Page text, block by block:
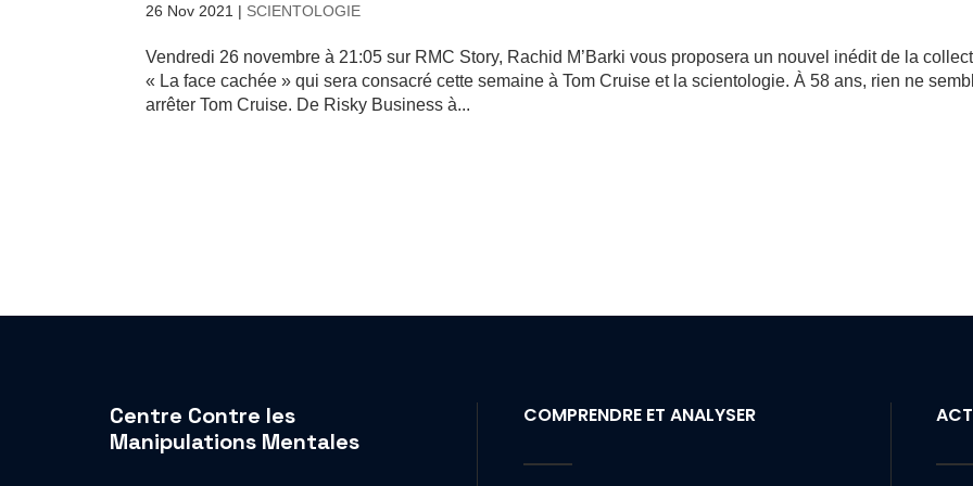
26 Nov 2021 | SCIENTOLOGIE
Vendredi 26 novembre à 21:05 sur RMC Story, Rachid M’Barki vous proposera un nouvel inédit de la
« La face cachée » qui sera consacré cette semaine à Tom Cruise et la scientologie. À 58 ans, rien ne
arrêter Tom Cruise. De Risky Business à...
Centre Contre les
Manipulations Mentales
COMPRENDRE ET ANALYSER